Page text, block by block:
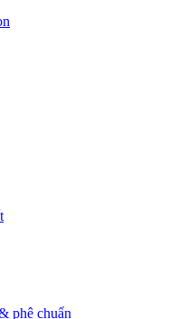
phê chuẩn